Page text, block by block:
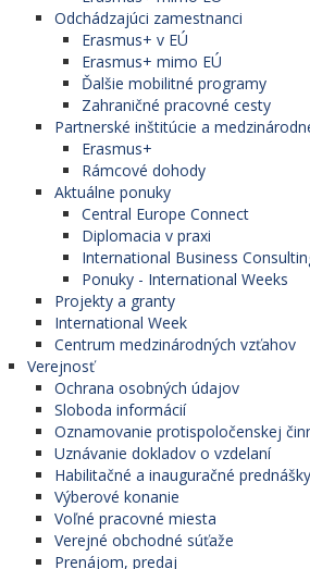
Odchádzajúci zamestnanci
Erasmus+ v EÚ
Erasmus+ mimo EÚ
Ďalšie mobilitné programy
Zahraničné pracovné cesty
Partnerské inštitúcie a
Erasmus+
Rámcové dohody
Aktuálne ponuky
Central Europe Connect
Diplomacia v praxi
International Business
Ponuky - International Weeks
Projekty a granty
International Week
Centrum medzinárodných vzťahov
Verejnosť
Ochrana osobných údajov
Sloboda informácií
Oznamovanie protispoločenskej
Uznávanie dokladov o vzdelaní
Habilitačné a inauguračné prednášky
Výberové konanie
Voľné pracovné miesta
Verejné obchodné súťaže
Prenájom, predaj